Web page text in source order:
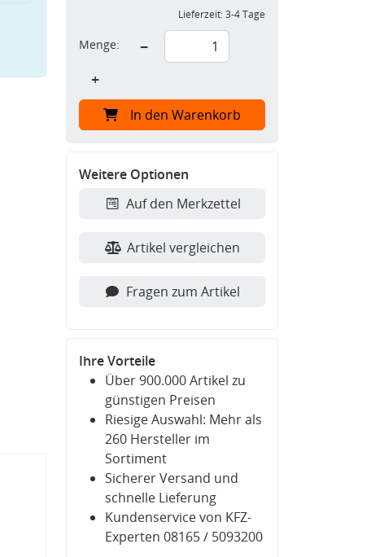
Lieferzeit:3-4 Tage
Menge:
−
+
In den Warenkorb
Weitere Optionen
Auf den Merkzettel
Artikel vergleichen
Fragen zum Artikel
Ihre Vorteile
Über 900.000 Artikel zu
günstigen Preisen
Riesige Auswahl: Mehr als
260 Hersteller im
Sortiment
Sicherer Versand und
schnelle Lieferung
Kundenservice von KFZ-
Experten 08165 / 5093200